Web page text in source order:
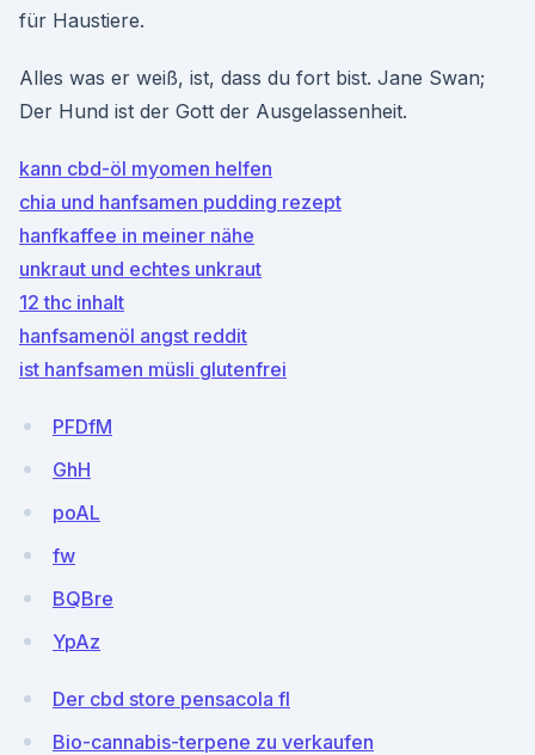
für Haustiere.
Alles was er weiß, ist, dass du fort bist. Jane Swan;
Der Hund ist der Gott der Ausgelassenheit.
kann cbd-öl myomen helfen
chia und hanfsamen pudding rezept
hanfkaffee in meiner nähe
unkraut und echtes unkraut
12 thc inhalt
hanfsamenöl angst reddit
ist hanfsamen müsli glutenfrei
PFDfM
GhH
poAL
fw
BQBre
YpAz
Der cbd store pensacola fl
Bio-cannabis-terpene zu verkaufen